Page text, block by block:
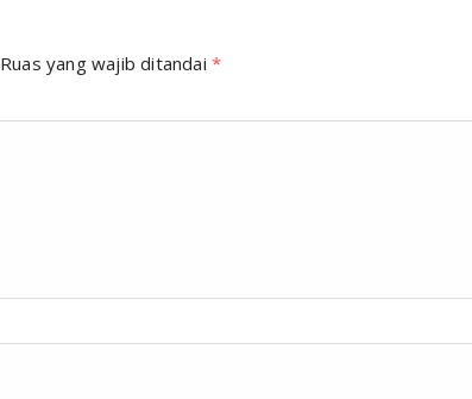
Ruas yang wajib ditandai*